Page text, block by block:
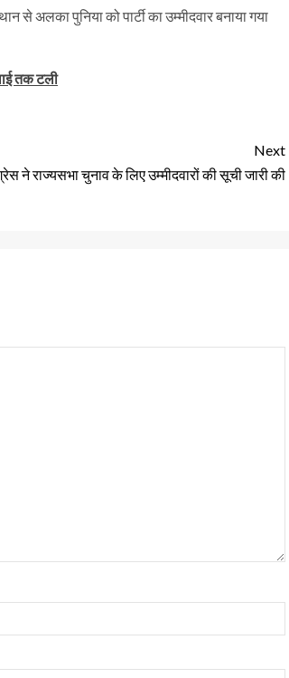
से अलका पुनिया को पार्टी का उम्मीदवार बनाया गया
तक टली
Next
ने राज्यसभा चुनाव के लिए उम्मीदवारों की सूची जारी की